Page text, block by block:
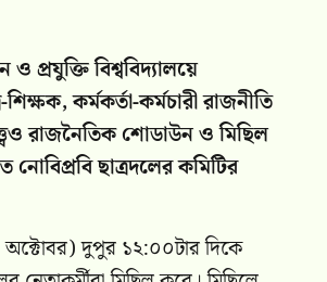
ও প্রযুক্তি বিশ্ববিদ্যালয়ে
কর্মকর্তা-কর্মচারী রাজনীতি
রাজনৈতিক শোডাউন ও মিছিল
ছাত্রদলের কমিটির
দুপুর ১২:০০টার দিকে